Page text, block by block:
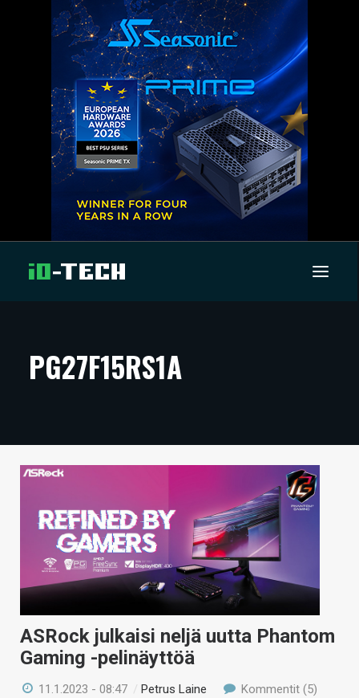
ARTIKKELIT
TECHBBS
TIETOA
HINTA.FI
VAIHDA TEEMA
HAKU
PG27F15RS1A
ASRock julkaisi neljä uutta Phantom
Gaming -pelinäyttöä
11.1.2023 - 08:47 /Petrus Laine Kommentit (5)